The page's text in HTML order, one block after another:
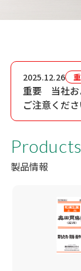
2025.12.26
重要 当社お
ご注意くだ
Products
製品情報